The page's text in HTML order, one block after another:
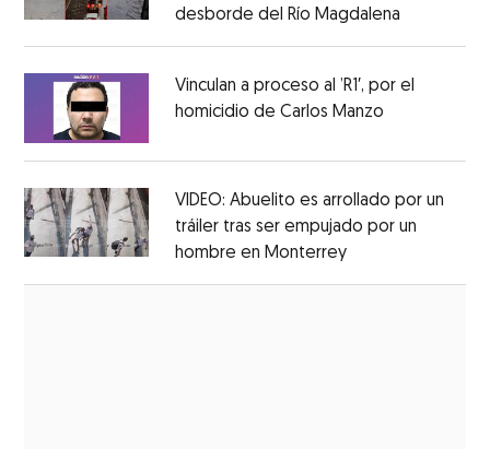
desborde del Río Magdalena
Vinculan a proceso al ’R1′, por el
homicidio de Carlos Manzo
VIDEO: Abuelito es arrollado por un
tráiler tras ser empujado por un
hombre en MonterreyOpens in new